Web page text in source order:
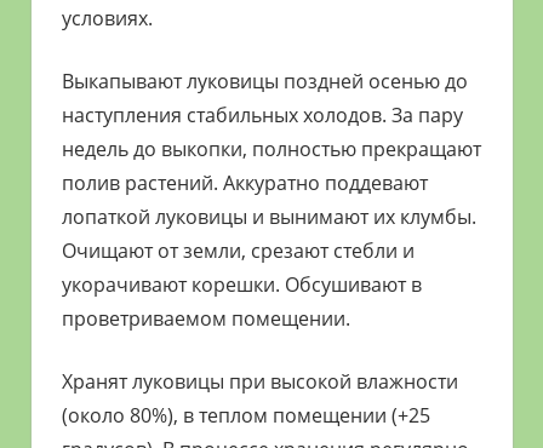
условиях.
Выкапывают луковицы поздней осенью до
наступления стабильных холодов. За пару
недель до выкопки, полностью прекращают
полив растений. Аккуратно поддевают
лопаткой луковицы и вынимают их клумбы.
Очищают от земли, срезают стебли и
укорачивают корешки. Обсушивают в
проветриваемом помещении.
Хранят луковицы при высокой влажности
(около 80%), в теплом помещении (+25